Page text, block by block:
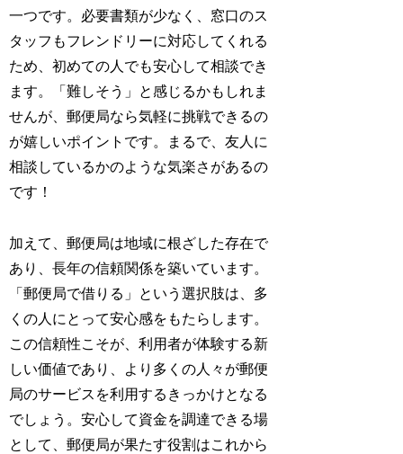
一つです。必要書類が少なく、窓口のス
タッフもフレンドリーに対応してくれる
ため、初めての人でも安心して相談でき
ます。「難しそう」と感じるかもしれま
せんが、郵便局なら気軽に挑戦できるの
が嬉しいポイントです。まるで、友人に
相談しているかのような気楽さがあるの
です！
加えて、郵便局は地域に根ざした存在で
あり、長年の信頼関係を築いています。
「郵便局で借りる」という選択肢は、多
くの人にとって安心感をもたらします。
この信頼性こそが、利用者が体験する新
しい価値であり、より多くの人々が郵便
局のサービスを利用するきっかけとなる
でしょう。安心して資金を調達できる場
として、郵便局が果たす役割はこれから